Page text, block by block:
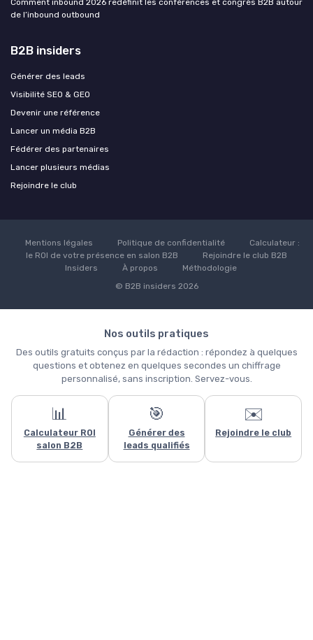
Comment inbound 2026 redéfinit les conférences et congrès B2B autour
de l’inbound outbound
B2B insiders
Générer des leads
Visibilité SEO & GEO
Devenir une référence
Lancer un média B2B
Fédérer des partenaires
Lancer plusieurs médias
Rejoindre le club
Mentions légales Politique de confidentialité
Calculateur :
le ROI de votre présence en salon B2B
Rejoindre le club B2B
Insiders
À propos
Méthodologie
© B2B insiders 2026
Nos outils pratiques
Des outils gratuits conçus par la rédaction : répondez à quelques
questions et obtenez en quelques secondes un chiffrage
personnalisé, sans inscription. Servez-vous.
📊
Calculateur ROI
salon B2B
🎯
Générer des
leads qualifiés
✉️
Rejoindre le club
Ce site utilise des cookies et vous donne le contrôle sur ceux que
vous souhaitez activer
Tout accepter Personnaliser